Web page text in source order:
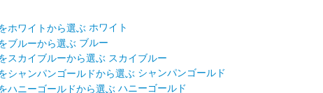
ホワイト
ブルー
スカイブルー
シャンパンゴールド
ハニーゴールド